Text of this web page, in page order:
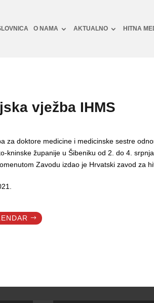
O NAMA AKTUALNO HITNA
vježba IHMS
za doktore medicine i medicinske sestre
kninske županije u Šibeniku od 2. do 4.
Zavodu izdao je Hrvatski zavod za